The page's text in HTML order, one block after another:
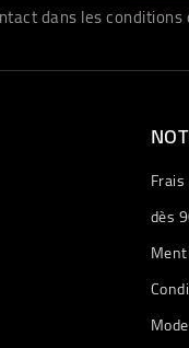
dans les
dès